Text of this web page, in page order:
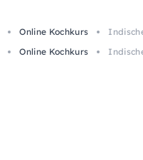
Online Kochkurs
Online Kochkurs